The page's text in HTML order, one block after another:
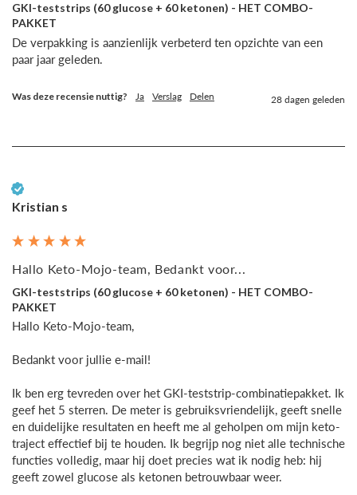
GKI-teststrips (60 glucose + 60 ketonen) - HET COMBO-
PAKKET
De verpakking is aanzienlijk verbeterd ten opzichte van een
paar jaar geleden.
Was deze recensie nuttig? Ja Verslag Delen 28 dagen geleden
Kristian s
Hallo Keto-Mojo-team, Bedankt voor...
GKI-teststrips (60 glucose + 60 ketonen) - HET COMBO-
PAKKET
Hallo Keto-Mojo-team,
Bedankt voor jullie e-mail!
Ik ben erg tevreden over het GKI-teststrip-combinatiepakket. Ik
geef het 5 sterren. De meter is gebruiksvriendelijk, geeft snelle
en duidelijke resultaten en heeft me al geholpen om mijn keto-
traject effectief bij te houden. Ik begrijp nog niet alle technische
functies volledig, maar hij doet precies wat ik nodig heb: hij
geeft zowel glucose als ketonen betrouwbaar weer.